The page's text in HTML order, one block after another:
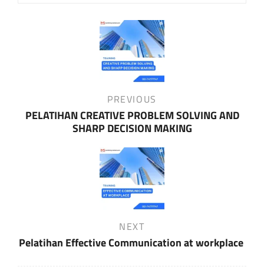
Post
PREVIOUS
PELATIHAN CREATIVE PROBLEM SOLVING AND
SHARP DECISION MAKING
Post
NEXT
Pelatihan Effective Communication at workplace